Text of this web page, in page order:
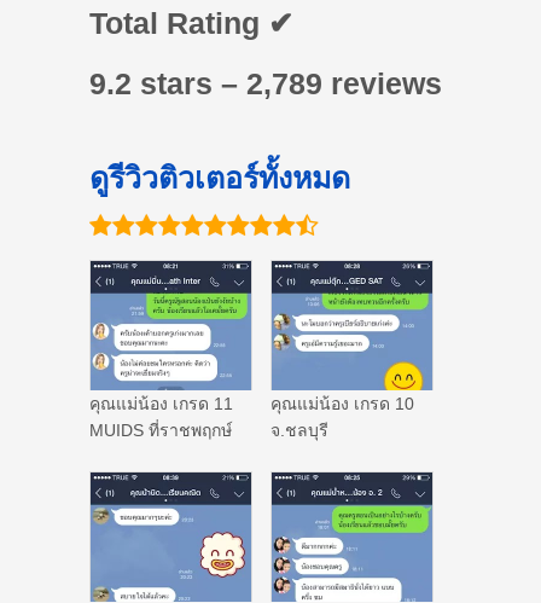
Total Rating ✔
9.2 stars – 2,789 reviews
ดูรีวิวติวเตอร์ทั้งหมด
คุณแม่น้อง เกรด 11
MUIDS ที่ราชพฤกษ์
คุณแม่น้อง เกรด 10
จ.ชลบุรี